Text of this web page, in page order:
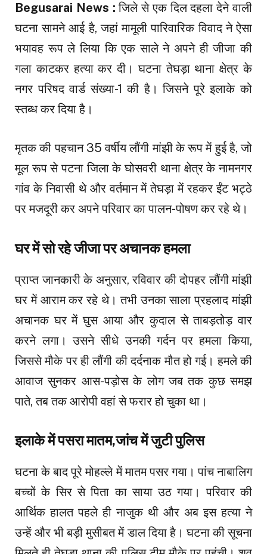
Begusarai News :जिले से एक दिल दहला देने वाली
घटना सामने आई है, जहां मामूली पारिवारिक विवाद ने ऐसा
भयावह रूप ले लिया कि एक साले ने अपने ही जीजा की
गला काटकर हत्या कर दी। घटना तेघड़ा थाना क्षेत्र के
नगर परिषद वार्ड संख्या-1 की है। जिसने पूरे इलाके को
स्तब्ध कर दिया है।
मृतक की पहचान 35 वर्षीय लौंगी मांझी के रूप में हुई है, जो
मूल रूप से पटना जिला के घोसवरी थाना क्षेत्र के नामनगर
गांव के निवासी थे और वर्तमान में तेघड़ा में रहकर ईंट भट्ठे
पर मजदूरी कर अपने परिवार का पालन-पोषण कर रहे थे।
घर में सो रहे जीजा पर अचानक हमला
प्राप्त जानकारी के अनुसार, रविवार की दोपहर लौंगी मांझी
घर में आराम कर रहे थे। तभी उनका साला प्रहलाद मांझी
अचानक घर में घुस आया और कुदाल से ताबड़तोड़ वार
करने लगा। उसने सीधे उनकी गर्दन पर हमला किया,
जिससे मौके पर ही लौंगी की दर्दनाक मौत हो गई। हमले की
आवाज सुनकर आस-पड़ोस के लोग जब तक कुछ समझ
पाते, तब तक आरोपी वहां से फरार हो चुका था।
इलाके में पसरा मातम,जांच में जुटी पुलिस
घटना के बाद पूरे मोहल्ले में मातम पसर गया। पांच नाबालिग
बच्चों के सिर से पिता का साया उठ गया। परिवार की
आर्थिक हालत पहले ही नाजुक थी और अब इस हत्या ने
उन्हें और भी बड़ी मुसीबत में डाल दिया है। घटना की सूचना